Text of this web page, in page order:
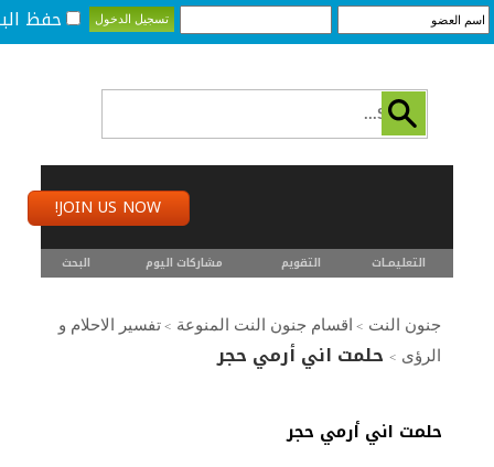
حفظ
JOIN US NOW!
التعليمـــات التقويم مشاركات اليوم البحث
جنون النت > اقسام جنون النت المنوعة > تفسير الاحلام و
الرؤى > حلمت اني أرمي حجر
حلمت اني أرمي حجر